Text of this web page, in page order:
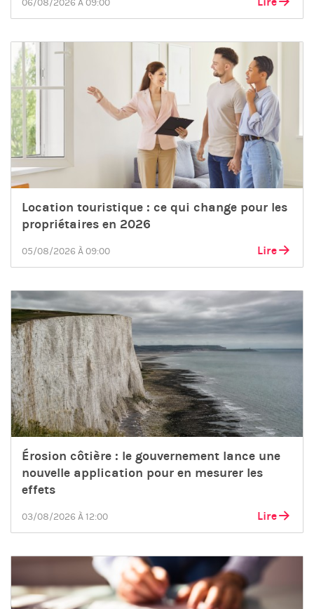
Location touristique : ce qui change pour les
propriétaires en 2026
05/08/2026 À 09:00 Lire
Érosion côtière : le gouvernement lance une
nouvelle application pour en mesurer les
effets
03/08/2026 À 12:00 Lire